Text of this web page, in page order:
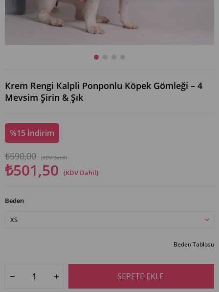
Krem Rengi Kalpli Ponponlu Köpek Gömleği – 4
Mevsim Şirin & Şık
%15 İndirim
₺590,00 (KDV Dahil)
₺501,50 (KDV Dahil)
Beden
Beden Tablosu